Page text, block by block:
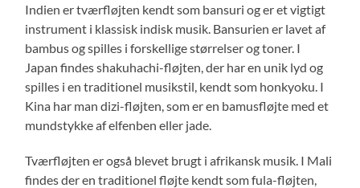
Indien er tværfløjten kendt som bansuri og er et vigtigt
instrument i klassisk indisk musik. Bansurien er lavet af
bambus og spilles i forskellige størrelser og toner. I
Japan findes shakuhachi-fløjten, der har en unik lyd og
spilles i en traditionel musikstil, kendt som honkyoku. I
Kina har man dizi-fløjten, som er en bamusfløjte med et
mundstykke af elfenben eller jade.
Tværfløjten er også blevet brugt i afrikansk musik. I Mali
findes der en traditionel fløjte kendt som fula-fløjten,